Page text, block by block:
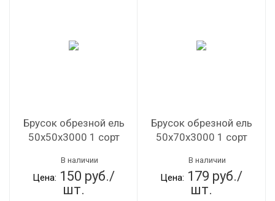
Брусок обрезной ель
50х50х3000 1 сорт
В наличии
Цена: 150 руб./
шт.
Брусок обрезной ель
50х70х3000 1 сорт
В наличии
Цена: 179 руб./
шт.